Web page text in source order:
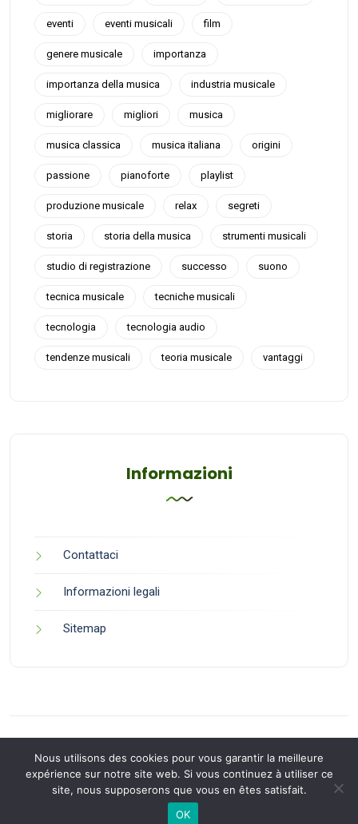
eventi eventi musicali film
genere musicale importanza
importanza della musica industria musicale
migliorare migliori musica
musica classica musica italiana origini
passione pianoforte playlist
produzione musicale relax segreti
storia storia della musica strumenti musicali
studio di registrazione successo suono
tecnica musicale tecniche musicali
tecnologia tecnologia audio
tendenze musicali teoria musicale vantaggi
Informazioni
Contattaci
Informazioni legali
Sitemap
Back to Top
Nous utilisons des cookies pour vous garantir la meilleure
expérience sur notre site web. Si vous continuez à utiliser ce
site, nous supposerons que vous en êtes satisfait.
OK